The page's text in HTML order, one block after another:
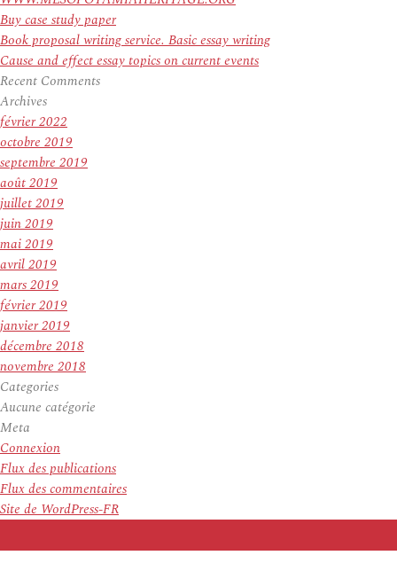
Buy case study paper
Book proposal writing service. Basic essay writing
Cause and effect essay topics on current events
Recent Comments
Archives
février 2022
octobre 2019
septembre 2019
août 2019
juillet 2019
juin 2019
mai 2019
avril 2019
mars 2019
février 2019
janvier 2019
décembre 2018
novembre 2018
Categories
Aucune catégorie
Meta
Connexion
Flux des publications
Flux des commentaires
Site de WordPress-FR